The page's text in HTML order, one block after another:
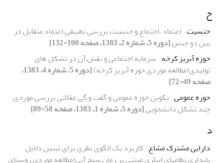
ح
حنسیت اعتماد ،اجتماع و جنسیت بررسی تطبیقی اعتماد متقابل در
بین دو جنس[دوره 5، شماره 2، 1383، صفحه 100-132]
حوزه آبریز کرخه سرمایه اجتماعی و نقش آن در تشکل های
تولیدی(مطالعه موردی حوزه آبریز کرخه)
[دوره 5، شماره 4، 1383،
صفحه 49-72]
حوزه عمومی تکوین حوزه عمومی و گفت و گی عقلانی بررسی موردی
چند تشکل دانشجویی[دوره 5، شماره 1، 1383، صفحه 58-89]
د
دارایی مشترک مشاع کاربرد یک الگوی نظری برای تببین دلایل
پایداری نظامهای ابیاری مبتنی بر زمان سنج آبی(مطالعه موردی روستای